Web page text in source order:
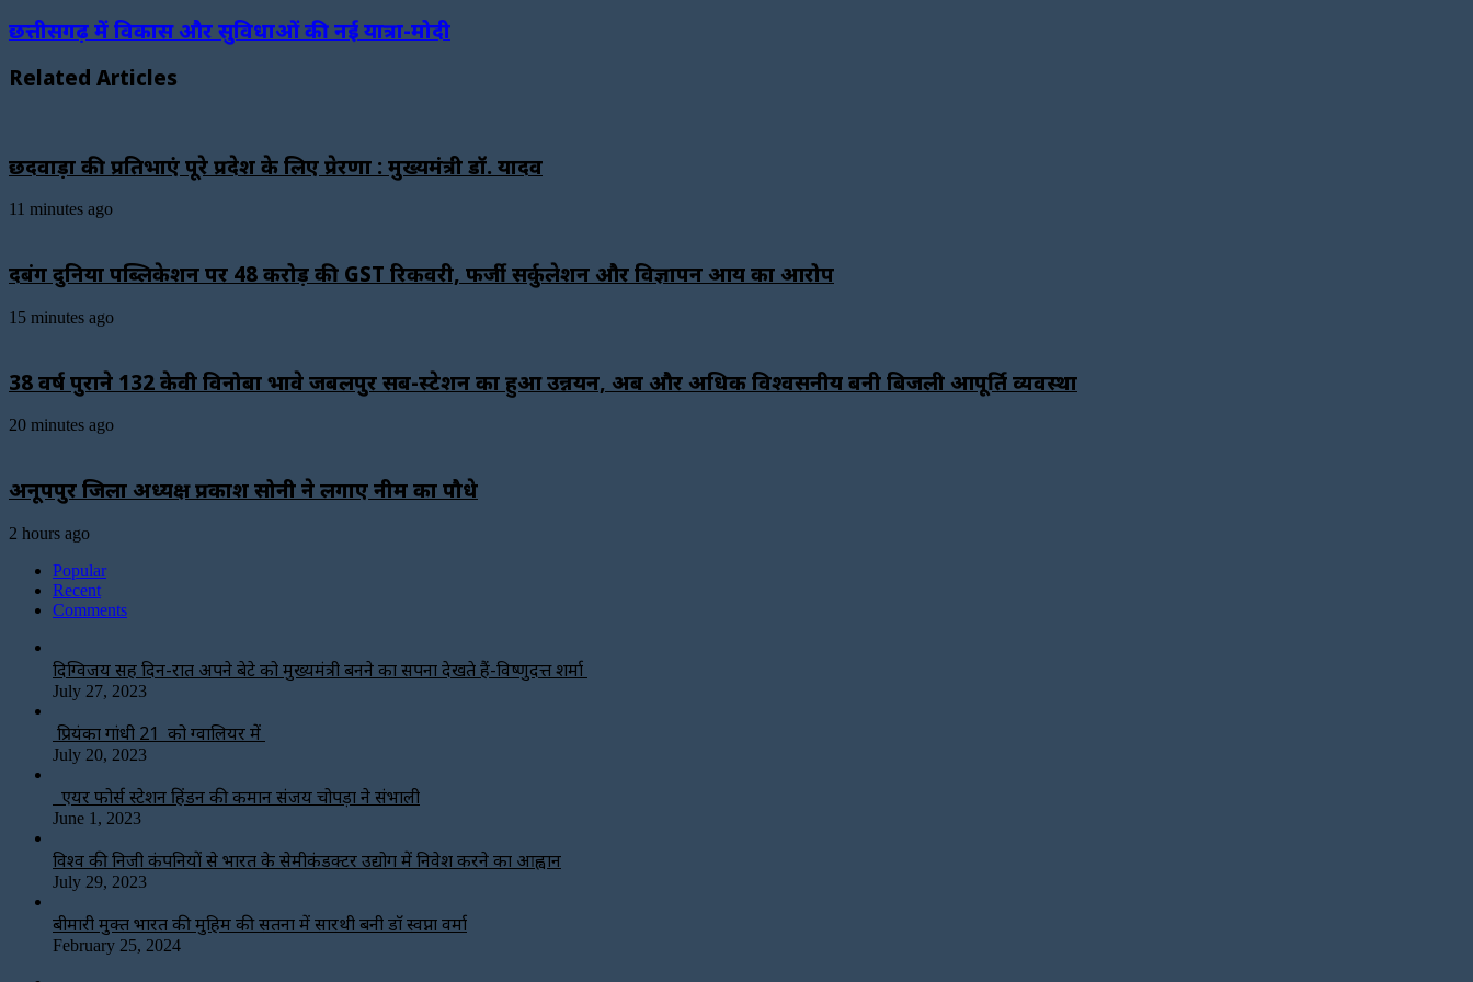
छत्तीसगढ़ में विकास और सुविधाओं की नई यात्रा-मोदी
Related Articles
छिंदवाड़ा की प्रतिभाएं पूरे प्रदेश के लिए प्रेरणा : मुख्यमंत्री डॉ. यादव
11 minutes ago
दबंग दुनिया पब्लिकेशन पर ₹48 करोड़ की GST रिकवरी, फर्जी सर्कुलेशन और विज्ञापन आय का आरोप
15 minutes ago
38 वर्ष पुराने 132 केवी विनोबा भावे जबलपुर सब-स्टेशन का हुआ उन्नयन, अब और अधिक विश्वसनीय बनी बिजली आपूर्ति व्यवस्था
20 minutes ago
अनूपपुर जिला अध्यक्ष प्रकाश सोनी ने लगाए नीम का पौधे
2 hours ago
Popular
Recent
Comments
दिग्विजय सिंह दिन-रात अपने बेटे को मुख्यमंत्री बनने का सपना देखते हैं-विष्णुदत्त शर्मा
July 27, 2023
प्रियंका गांधी 21 को ग्वालियर में
July 20, 2023
एयर फोर्स स्टेशन हिंडन की कमान संजय चोपड़ा ने संभाली
June 1, 2023
विश्‍व की निजी कंपनियों से भारत के सेमीकंडक्टर उद्योग में निवेश करने का आह्वान
July 29, 2023
बीमारी मुक्त भारत की मुहिम की सतना में सारथी बनी डाॅ स्वप्ना वर्मा
February 25, 2024